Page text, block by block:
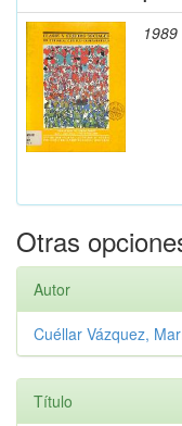
1989
Otras
Autor
Cuéllar Vázquez,
Título